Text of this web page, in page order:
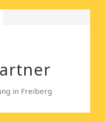
in Freiberg